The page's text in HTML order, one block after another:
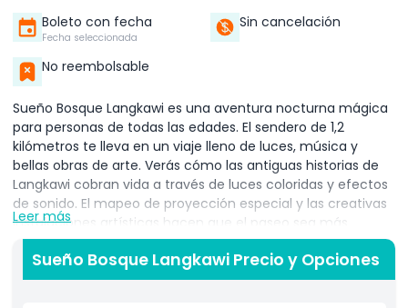
Boleto con fecha
Fecha seleccionada
Sin cancelación
No reembolsable
Sueño Bosque Langkawi es una aventura nocturna mágica
para personas de todas las edades. El sendero de 1,2
kilómetros te lleva en un viaje lleno de luces, música y
bellas obras de arte. Verás cómo las antiguas historias de
Langkawi cobran vida a través de luces coloridas y efectos
de sonido. El mapeo de proyección especial y las creativas
instalaciones artísticas hacen que el paseo sea más
emocionante. Hay 14 zonas temáticas únicas a lo largo del
camino, cada una contando su propia historia. Estas zonas
se combinan perfectamente con la naturaleza,
Leer más
Sueño Bosque Langkawi Precio y Opciones